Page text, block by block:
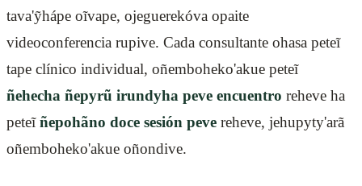
tava'ỹhápe oĩvape, ojeguerekóva opaite
videoconferencia rupive. Cada consultante ohasa peteĩ
tape clínico individual, oñemboheko'akue peteĩ
ñehecha ñepyrũ irundyha peve encuentro reheve ha
peteĩñepohãno doce sesión peve reheve, jehupyty'arã
oñemboheko'akue oñondive.